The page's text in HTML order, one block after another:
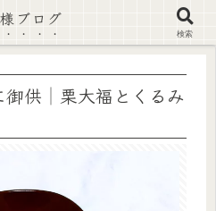
び偽情報に注意 ▶確認する◀
御供│栗大福とくるみ
ブログ
検索